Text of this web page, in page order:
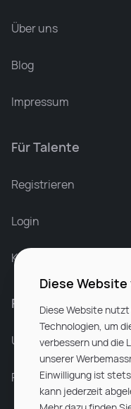
Über uns
Blog
Impressum
Für Talente
Registrieren
Login
Karriere bei Rocken
Für Unternehmen
Unsere
Partnerunternehmen
Diese
Diese Website
Technologien, um
verbessern und die
unserer
Einwilligung ist
kann jederzeit